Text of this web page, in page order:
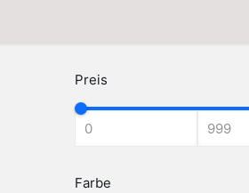
Preis
Farbe